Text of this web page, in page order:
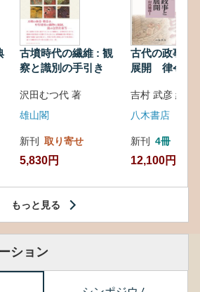
古墳時代の繊維 : 観
察と識別の手引き
沢田むつ代 著
雄山閣
新刊 取り寄せ
5,830円
古代の政事と
展開 律令・
吉村 武彦 編集
八木書店
新刊 4冊
12,100円
もっと見る
ション